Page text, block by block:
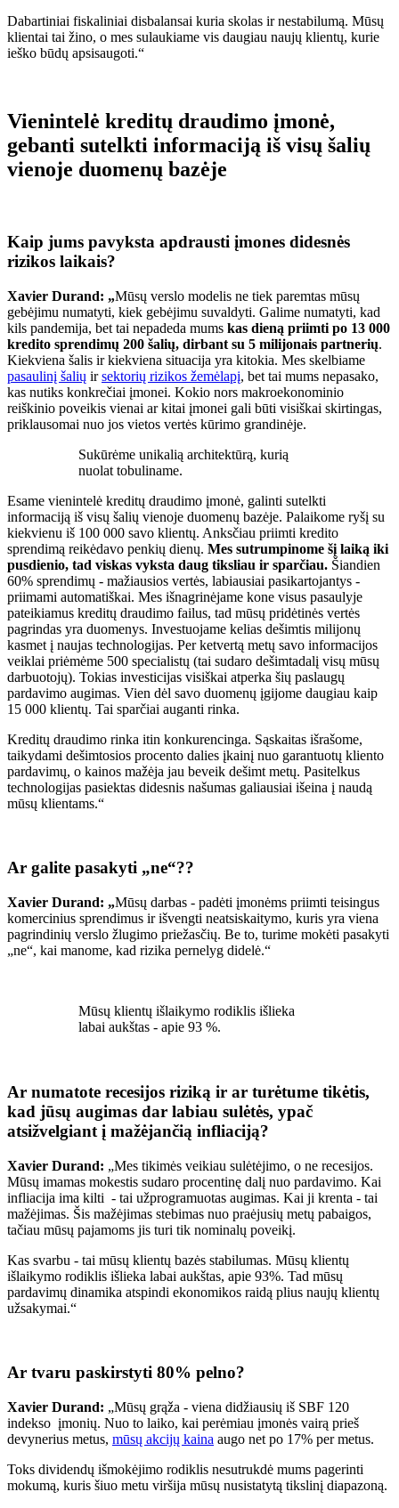
Dabartiniai fiskaliniai disbalansai kuria skolas ir nestabilumą. Mūsų
klientai tai žino, o mes sulaukiame vis daugiau naujų klientų, kurie
ieško būdų apsisaugoti.“
Vienintelė kreditų draudimo įmonė,
gebanti sutelkti informaciją iš visų šalių
vienoje duomenų bazėje
Kaip jums pavyksta apdrausti įmones didesnės
rizikos laikais?
Xavier Durand: „Mūsų verslo modelis ne tiek paremtas mūsų
gebėjimu numatyti, kiek gebėjimu suvaldyti. Galime numatyti, kad
kils pandemija, bet tai nepadeda mums kas dieną priimti po 13 000
kredito sprendimų 200 šalių, dirbant su 5 milijonais partnerių.
Kiekviena šalis ir kiekviena situacija yra kitokia. Mes skelbiame
pasaulinį šalių irsektorių rizikos žemėlapį, bet tai mums nepasako,
kas nutiks konkrečiai įmonei. Kokio nors makroekonominio
reiškinio poveikis vienai ar kitai įmonei gali būti visiškai skirtingas,
priklausomai nuo jos vietos vertės kūrimo grandinėje.
Sukūrėme unikalią architektūrą, kurią
nuolat tobuliname.
Esame vienintelė kreditų draudimo įmonė, galinti sutelkti
informaciją iš visų šalių vienoje duomenų bazėje. Palaikome ryšį su
kiekvienu iš 100 000 savo klientų. Anksčiau priimti kredito
sprendimą reikėdavo penkių dienų. Mes sutrumpinome šį laiką iki
pusdienio, tad viskas vyksta daug tiksliau ir sparčiau. Šiandien
60% sprendimų - mažiausios vertės, labiausiai pasikartojantys -
priimami automatiškai. Mes išnagrinėjame kone visus pasaulyje
pateikiamus kreditų draudimo failus, tad mūsų pridėtinės vertės
pagrindas yra duomenys. Investuojame kelias dešimtis milijonų
kasmet į naujas technologijas. Per ketvertą metų savo informacijos
veiklai priėmėme 500 specialistų (tai sudaro dešimtadalį visų mūsų
darbuotojų). Tokias investicijas visiškai atperka šių paslaugų
pardavimo augimas. Vien dėl savo duomenų įgijome daugiau kaip
15 000 klientų. Tai sparčiai auganti rinka.
Kreditų draudimo rinka itin konkurencinga. Sąskaitas išrašome,
taikydami dešimtosios procento dalies įkainį nuo garantuotų kliento
pardavimų, o kainos mažėja jau beveik dešimt metų. Pasitelkus
technologijas pasiektas didesnis našumas galiausiai išeina į naudą
mūsų klientams.“
Ar galite pasakyti „ne“??
Xavier Durand: „Mūsų darbas - padėti įmonėms priimti teisingus
komercinius sprendimus ir išvengti neatsiskaitymo, kuris yra viena
pagrindinių verslo žlugimo priežasčių. Be to, turime mokėti pasakyti
„ne“, kai manome, kad rizika pernelyg didelė.“
Mūsų klientų išlaikymo rodiklis išlieka
labai aukštas - apie 93 %.
Ar numatote recesijos riziką ir ar turėtume tikėtis,
kad jūsų augimas dar labiau sulėtės, ypač
atsižvelgiant į mažėjančią infliaciją?
Xavier Durand: „Mes tikimės veikiau sulėtėjimo, o ne recesijos.
Mūsų imamas mokestis sudaro procentinę dalį nuo pardavimo. Kai
infliacija ima kilti - tai užprogramuotas augimas. Kai ji krenta - tai
mažėjimas. Šis mažėjimas stebimas nuo praėjusių metų pabaigos,
tačiau mūsų pajamoms jis turi tik nominalų poveikį.
Kas svarbu - tai mūsų klientų bazės stabilumas. Mūsų klientų
išlaikymo rodiklis išlieka labai aukštas, apie 93%. Tad mūsų
pardavimų dinamika atspindi ekonomikos raidą plius naujų klientų
užsakymai.“
Ar tvaru paskirstyti 80% pelno?
Xavier Durand: „Mūsų grąža - viena didžiausių iš SBF 120
indekso įmonių. Nuo to laiko, kai perėmiau įmonės vairą prieš
devynerius metus, mūsų akcijų kaina augo net po 17% per metus.
Toks dividendų išmokėjimo rodiklis nesutrukdė mums pagerinti
mokumą, kuris šiuo metu viršija mūsų nusistatytą tikslinį diapazoną.